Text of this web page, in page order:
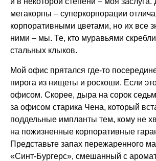
мегакорпы – суперкорпорации
корпоративными цветами, но их все
ними – мы. Те, кто муравьями
стальных клыков.
Мой офис прятался где-то
пирога из нищеты и роскоши. Если
офисом. Скорее, дыра на сорок
за офисом старика Чена, который
поддельные импланты тем, кому не
на пожизненные корпоративные
Представьте запах пережаренного
«Синт-Бургерс», смешанный с